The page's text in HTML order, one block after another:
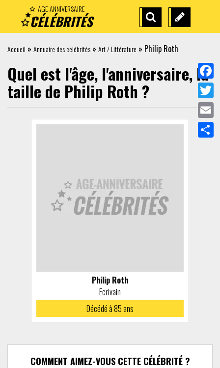
AGE-ANNIVERSAIRE
CÉLÉBRITÉS
RECHERCHE SUGGÉREZ
Accueil » Annuaire des célébrités » Art / Littérature » Philip Roth
Quel est l'âge, l'anniversaire, la
taille de Philip Roth ?
Philip Roth
Ecrivain
Décédé à 85 ans
COMMENT AIMEZ-VOUS CETTE CÉLÉBRITÉ ?